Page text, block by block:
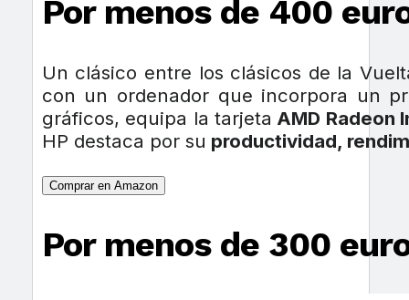
Por menos de 400
Un clásico entre los clásicos de la
con un ordenador que incorpora un
gráficos, equipa la tarjeta AMD Radeon
HP destaca por su productividad,
Comprar en Amazon
Por menos de 300